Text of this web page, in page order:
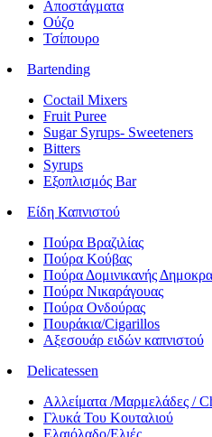
Αποστάγματα
Ούζο
Τσίπουρο
Bartending
Coctail Mixers
Fruit Puree
Sugar Syrups- Sweeteners
Bitters
Syrups
Εξοπλισμός Bar
Είδη Καπνιστού
Πούρα Βραζιλίας
Πούρα Κούβας
Πούρα Δομινικανής
Πούρα Νικαράγουας
Πούρα Ονδούρας
Πουράκια/Cigarillos
Αξεσουάρ ειδών καπνιστού
Delicatessen
Αλλείματα /Μαρμελάδες /
Γλυκά Του Κουταλιού
Ελαιόλαδο/Ελιές